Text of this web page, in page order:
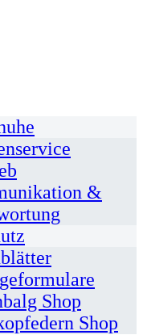
&
Shop
Shop